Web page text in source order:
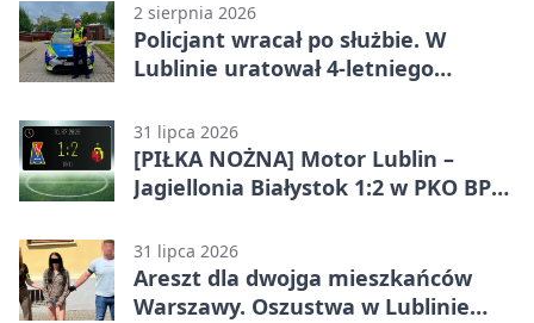
2 sierpnia 2026
Policjant wracał po służbie. W
Lublinie uratował 4-letniego
31 lipca 2026
[PIŁKA NOŻNA] Motor Lublin –
Jagiellonia Białystok 1:2 w PKO BP
zabrał gospodarzom remis
31 lipca 2026
Areszt dla dwojga mieszkańców
Warszawy. Oszustwa w Lublinie